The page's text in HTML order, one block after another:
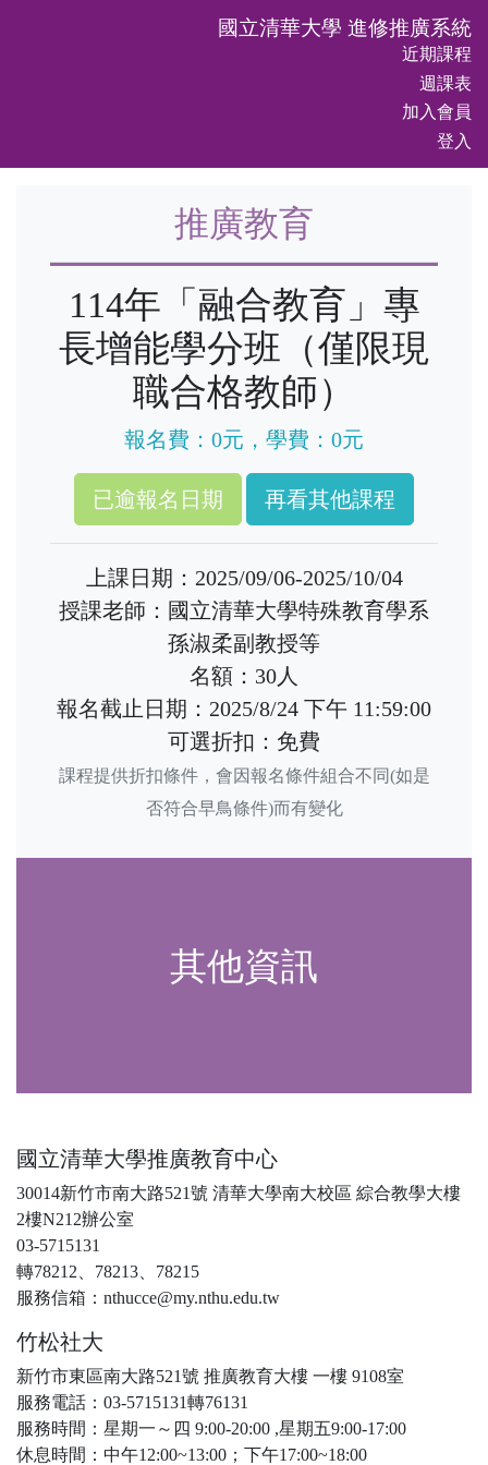
國立清華大學 進修推廣系統
近期課程
週課表
加入會員
登入
推廣教育
114年「融合教育」專
長增能學分班（僅限現
職合格教師）
報名費：0元，學費：0元
再看其他課程
上課日期：2025/09/06-2025/10/04
授課老師：國立清華大學特殊教育學系
孫淑柔副教授等
名額：30人
報名截止日期：2025/8/24 下午 11:59:00
可選折扣：免費
課程提供折扣條件，會因報名條件組合不同(如是
否符合早鳥條件)而有變化
其他資訊
國立清華大學推廣教育中心
30014新竹市南大路521號 清華大學南大校區 綜合教學大樓
2樓N212辦公室
03-5715131
轉78212、78213、78215
服務信箱：nthucce@my.nthu.edu.tw
竹松社大
新竹市東區南大路521號 推廣教育大樓 一樓 9108室
服務電話：03-5715131轉76131
服務時間：星期一～四 9:00-20:00 ,星期五9:00-17:00
休息時間：中午12:00~13:00；下午17:00~18:00